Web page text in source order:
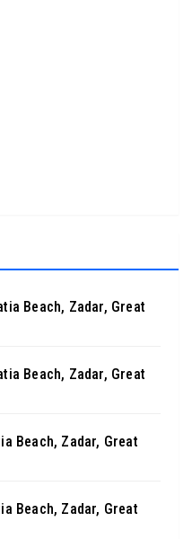
Beach, Zadar, Great
Beach, Zadar, Great
Beach, Zadar, Great
Beach, Zadar, Great